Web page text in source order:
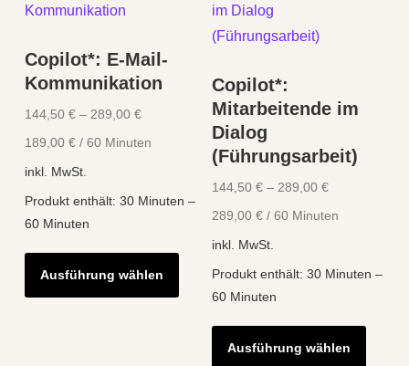
Optionen
können
Produktseite
gewählt
werden
Copilot*: E-Mail-
Kommunikation
144,50 €– 289,00 €
189,00 €/ 60 Minuten
inkl. MwSt.
Produkt enthält: 30 Minuten –
60 Minuten
Ausführung wählen
Dieses
Produkt
weist
mehrere
Varianten
Copilot*:
Mitarbeitende im
Dialog
(Führungsarbeit)
144,50 €– 289,00 €
289,00 €/ 60 Minuten
inkl. MwSt.
Produkt enthält: 30 Minuten –
60 Minuten
Ausführung wählen